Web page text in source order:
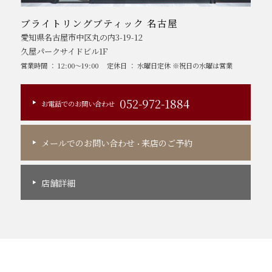
ブライトリングブティック 名古屋
愛知県名古屋市中区丸の内3-19-12
久屋パークサイドビル1F
営業時間 ： 12:00～19:00 定休日 ： 水曜日定休 ※祝日の水曜は営業
お電話でのお問い合わせ 052-972-1884
メールでのお問い合わせ ・来店のご予約
店舗詳細